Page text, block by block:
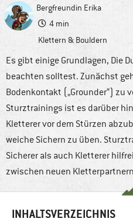
Bergfreundin Erika
4 min
Klettern & Bouldern
Es gibt einige Grundlagen, Die
beachten solltest. Zunächst
Bodenkontakt („Grounder“) zu
Sturztrainings ist es darüber
Kletterer vor dem Stürzen
weiche Sichern zu üben.
Sicherer als auch Kletterer
zwischen neuen
INHALTSVERZEICHNIS